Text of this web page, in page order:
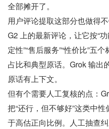
全部摊开了。
用户评论提取这部分也做得
G2 上的最新评论，让它按“
定性”“售后服务”“性价比”五
占比和典型原话。Grok 输出
原话有上下文。
但有个需要人工复核的点：
把“还行，但不够好”这类中
于高估正向比例。人工抽查